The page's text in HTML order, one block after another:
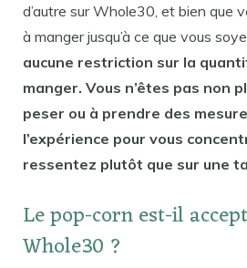
d’autre sur Whole30, et bien que
à manger jusqu’à ce que vous
aucune restriction sur la
manger. Vous n’êtes pas non
peser ou à prendre des
l’expérience pour vous
ressentez plutôt que sur une
Le pop-corn est-il
Whole30 ?